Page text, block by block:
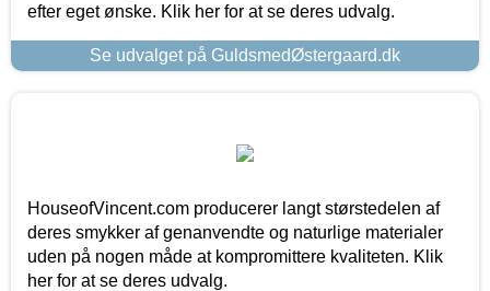
efter eget ønske. Klik her for at se deres udvalg.
Se udvalget på GuldsmedØstergaard.dk
HouseofVincent.com producerer langt størstedelen af
deres smykker af genanvendte og naturlige materialer
uden på nogen måde at kompromittere kvaliteten. Klik
her for at se deres udvalg.